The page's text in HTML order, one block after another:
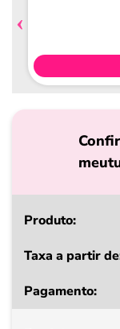
Produto
a